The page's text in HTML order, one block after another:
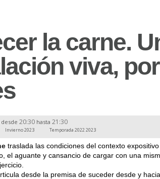
la carne.
viva,
desde 20:30 hasta 21:30
Invierno 2023 Temporada 2022 2023
traslada las condiciones del contexto
el aguante y cansancio de cargar con una
desde la premisa de suceder desde y